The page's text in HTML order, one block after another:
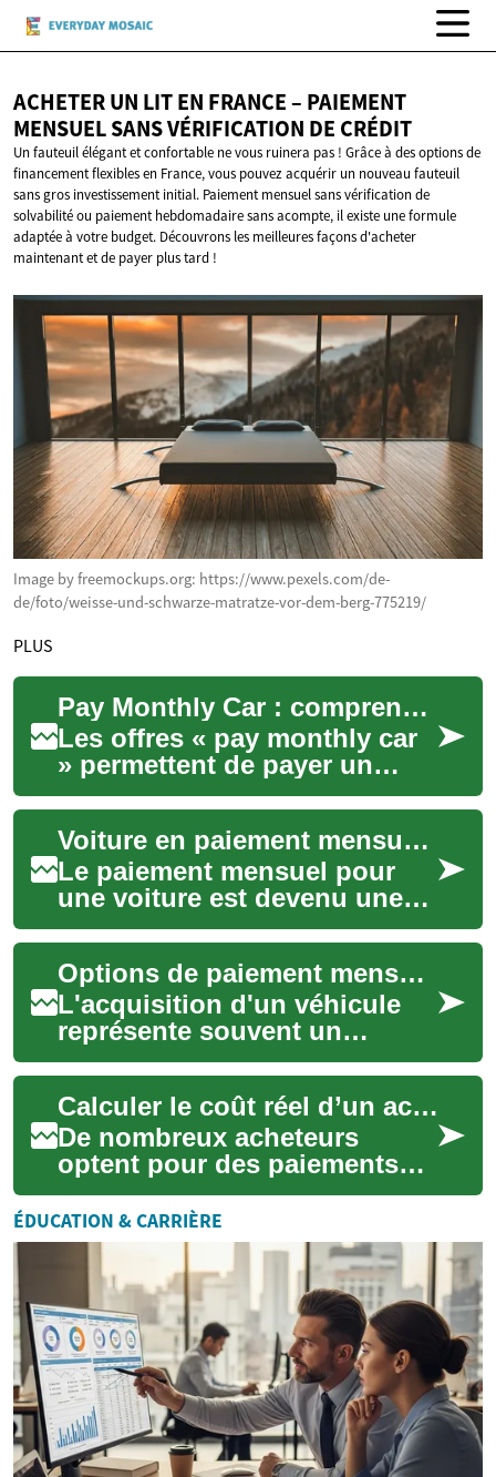
ACHETER UN LIT EN FRANCE – PAIEMENT
MENSUEL SANS VÉRIFICATION DE CRÉDIT
Un fauteuil élégant et confortable ne vous ruinera pas ! Grâce à des options de
financement flexibles en France, vous pouvez acquérir un nouveau fauteuil
sans gros investissement initial. Paiement mensuel sans vérification de
solvabilité ou paiement hebdomadaire sans acompte, il existe une formule
adaptée à votre budget. Découvrons les meilleures façons d'acheter
maintenant et de payer plus tard !
Image by freemockups.org: https://www.pexels.com/de-
de/foto/weisse-und-schwarze-matratze-vor-dem-berg-775219/
PLUS
Pay Monthly Car : comprendre le paiement mensuel pour une voiture
Les offres « pay monthly car
» permettent de payer un
véhicule par mensualités
plutôt que par un achat
comptant. Ce m...
Voiture en paiement mensuel : guide du financement
Le paiement mensuel pour
une voiture est devenu une
option courante pour
acquérir un véhicule sans
régler la totalité...
Options de paiement mensuel pour véhicules
L'acquisition d'un véhicule
représente souvent un
investissement significatif.
Pour de nombreuses
personnes, les opti...
Calculer le coût réel d’un achat de mobile avec versements mensuels
De nombreux acheteurs
optent pour des paiements
échelonnés pour acquérir un
smartphone sans régler la
totalité immédi...
ÉDUCATION & CARRIÈRE